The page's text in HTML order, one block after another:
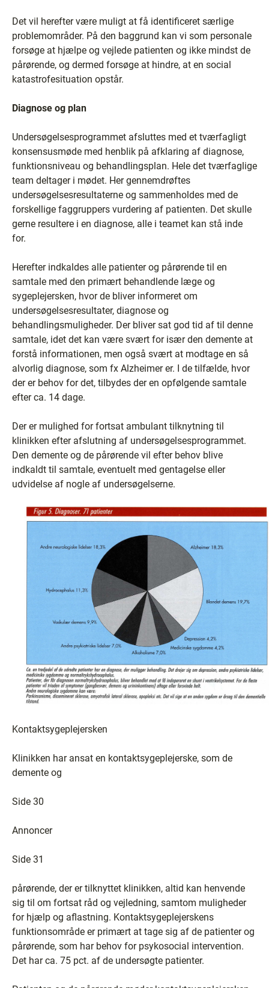
Det vil herefter være muligt at få identificeret særlige
problemområder. På den baggrund kan vi som personale
forsøge at hjælpe og vejlede patienten og ikke mindst de
pårørende, og dermed forsøge at hindre, at en social
katastrofesituation opstår.
Diagnose og plan
Undersøgelsesprogrammet afsluttes med et tværfagligt
konsensusmøde med henblik på afklaring af diagnose,
funktionsniveau og behandlingsplan. Hele det tværfaglige
team deltager i mødet. Her gennemdrøftes
undersøgelsesresultaterne og sammenholdes med de
forskellige faggruppers vurdering af patienten. Det skulle
gerne resultere i en diagnose, alle i teamet kan stå inde
for.
Herefter indkaldes alle patienter og pårørende til en
samtale med den primært behandlende læge og
sygeplejersken, hvor de bliver informeret om
undersøgelsesresultater, diagnose og
behandlingsmuligheder. Der bliver sat god tid af til denne
samtale, idet det kan være svært for især den demente at
forstå informationen, men også svært at modtage en så
alvorlig diagnose, som fx Alzheimer er. I de tilfælde, hvor
der er behov for det, tilbydes der en opfølgende samtale
efter ca. 14 dage.
Der er mulighed for fortsat ambulant tilknytning til
klinikken efter afslutning af undersøgelsesprogrammet.
Den demente og de pårørende vil efter behov blive
indkaldt til samtale, eventuelt med gentagelse eller
udvidelse af nogle af undersøgelserne.
Kontaktsygeplejersken
Klinikken har ansat en kontaktsygeplejerske, som de
demente og
Side 30
Annoncer
Side 31
pårørende, der er tilknyttet klinikken, altid kan henvende
sig til om fortsat råd og vejledning, samtom muligheder
for hjælp og aflastning. Kontaktsygeplejerskens
funktionsområde er primært at tage sig af de patienter og
pårørende, som har behov for psykosocial intervention.
Det har ca. 75 pct. af de undersøgte patienter.